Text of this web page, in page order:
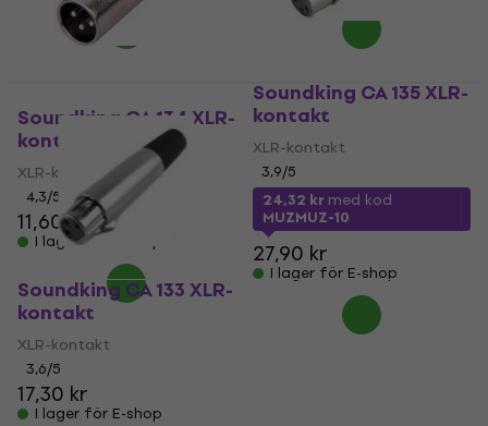
Soundking CA 134 XLR-
kontakt
XLR-kontakt
4,3/5
11,60 kr
I lager för E-shop
Soundking CA 135 XLR-
kontakt
XLR-kontakt
3,9/5
24,32 krmed kod
MUZMUZ-10
27,90 kr
I lager för E-shop
Soundking CA 133 XLR-
kontakt
XLR-kontakt
3,6/5
17,30 kr
I lager för E-shop